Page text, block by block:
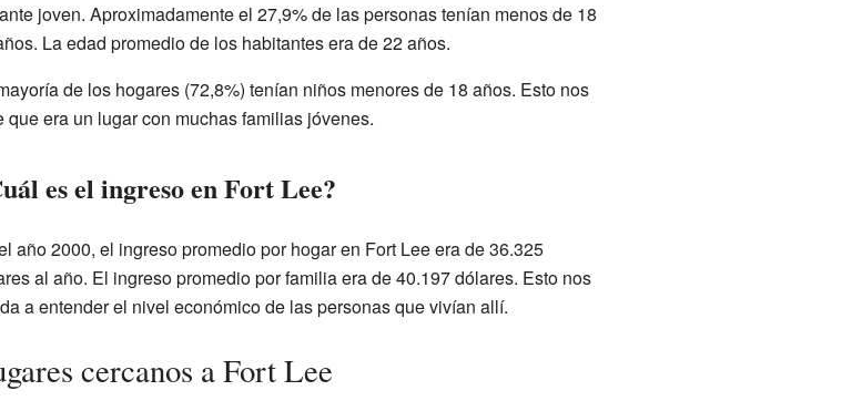
joven. Aproximadamente el 27,9% de las personas tenían menos de 18
La edad promedio de los habitantes era de 22 años.
de los hogares (72,8%) tenían niños menores de 18 años. Esto nos
que era un lugar con muchas familias jóvenes.
es el ingreso en Fort Lee?
año 2000, el ingreso promedio por hogar en Fort Lee era de 36.325
al año. El ingreso promedio por familia era de 40.197 dólares. Esto nos
a entender el nivel económico de las personas que vivían allí.
cercanos a Fort Lee